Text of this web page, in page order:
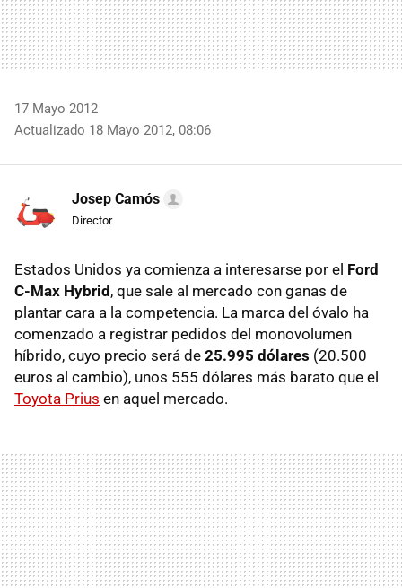
17 Mayo 2012
Actualizado 18 Mayo 2012, 08:06
Josep Camós
Director
Estados Unidos ya comienza a interesarse por el Ford
C-Max Hybrid, que sale al mercado con ganas de
plantar cara a la competencia. La marca del óvalo ha
comenzado a registrar pedidos del monovolumen
híbrido, cuyo precio será de 25.995 dólares (20.500
euros al cambio), unos 555 dólares más barato que el
Toyota Prius en aquel mercado.